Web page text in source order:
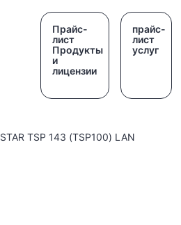
Прайс-
лист
Продукты
и
лицензии
прайс-
лист
услуг
STAR TSP 143 (TSP100) LAN